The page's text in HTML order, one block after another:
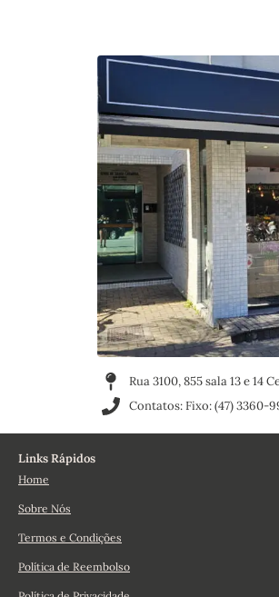
Rua 3100, 855 sala 13 e
Contatos: Fixo: (47) 3360-
Links Rápidos
Home
Sobre Nós
Termos e Condições
Política de Reembolso